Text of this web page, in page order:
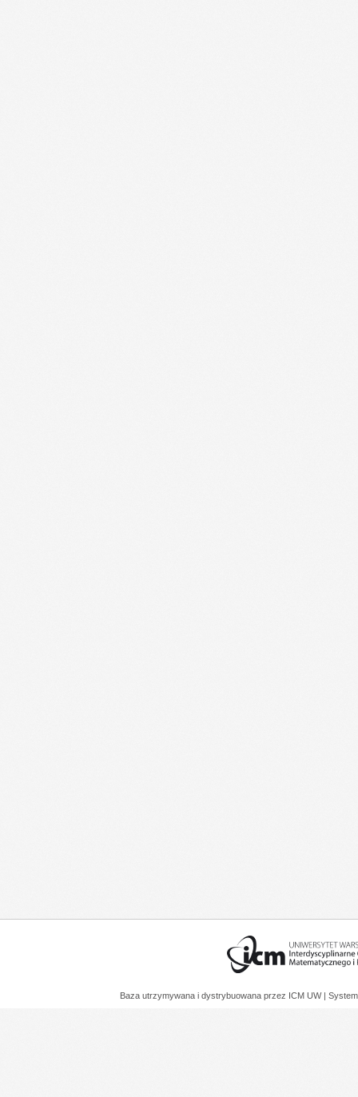
Baza utrzymywana i dystrybuowana przez ICM UW |